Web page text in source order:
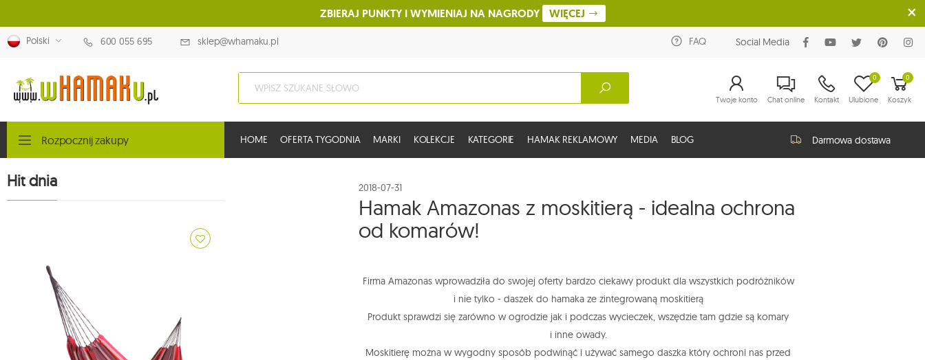
ZBIERAJ PUNKTY I WYMIENIAJ NA NAGRODY WIĘCEJ
Polski 600 055 695 sklep@whamaku.pl FAQ Social Media
Twoje konto Chat online Kontakt Ulubione
0 0
Koszyk
Rozpocznij zakupy HOME OFERTA TYGODNIA MARKI KOLEKCJE KATEGORIE HAMAK REKLAMOWY MEDIA BLOG Darmowa dostawa
2018-07-31
Hamak Amazonas z moskitierą - idealna ochrona
od komarów!
Firma Amazonas wprowadziła do swojej oferty bardzo ciekawy produkt dla wszystkich podróżników
i nie tylko - daszek do hamaka ze zintegrowaną moskitierą
Produkt sprawdzi się zarówno w ogrodzie jak i podczas wycieczek, wszędzie tam gdzie są komary
i inne owady.
Moskitierę można w wygodny sposób podwinąć i używać samego daszka który ochroni nas przed
Hit dnia